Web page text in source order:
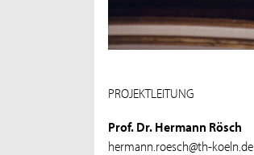
PROJEKTLEITUNG
Prof. Dr. Hermann Rösch
hermann.roesch@th-koeln.de